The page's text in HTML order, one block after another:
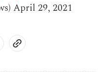
April 29, 2021